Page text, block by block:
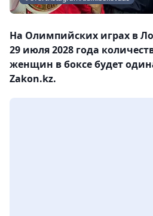
На Олимпийских играх в
29 июля 2028 года
женщин в боксе будет
Zakon.kz.